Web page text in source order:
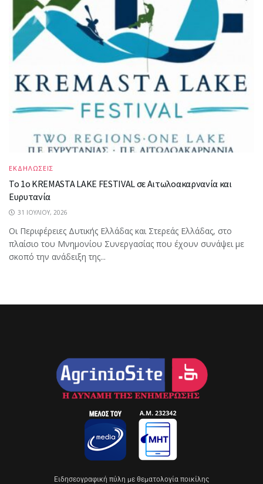
ΕΚΔΗΛΩΣΕΙΣ
Το 1ο KREMASTA LAKE FESTIVAL σε Αιτωλοακαρνανία και
Ευρυτανία
31 ΙΟΥΛΊΟΥ, 2026
Οι Περιφέρειες Δυτικής Ελλάδας και Στερεάς Ελλάδας, στο
πλαίσιο του Μνημονίου Συνεργασίας που έχουν συνάψει με
σκοπό την ανάδειξη της...
Eιδησεογραφική πύλη με θεματολογία ποικίλης